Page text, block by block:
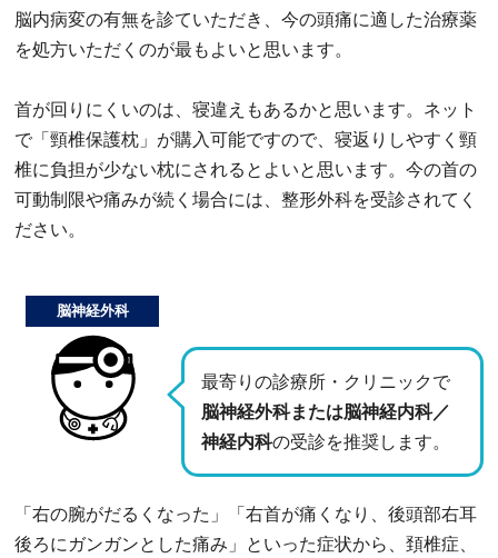
脳内病変の有無を診ていただき、今の頭痛に適した治療薬
を処方いただくのが最もよいと思います。
首が回りにくいのは、寝違えもあるかと思います。ネット
で「頸椎保護枕」が購入可能ですので、寝返りしやすく頸
椎に負担が少ない枕にされるとよいと思います。今の首の
可動制限や痛みが続く場合には、整形外科を受診されてく
ださい。
最寄りの診療所・クリニックで
脳神経外科または脳神経内科／
神経内科の受診を推奨します。
脳神経外科
「右の腕がだるくなった」「右首が痛くなり、後頭部右耳
後ろにガンガンとした痛み」といった症状から、頚椎症、